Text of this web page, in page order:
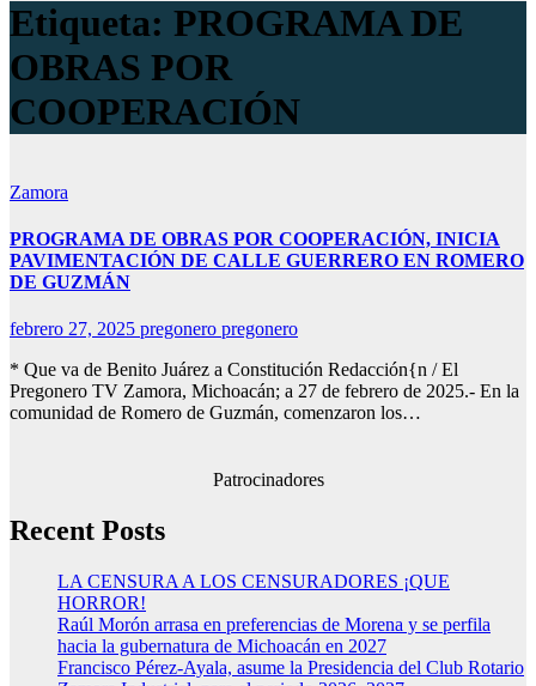
Etiqueta: PROGRAMA DE
OBRAS POR
COOPERACIÓN
Zamora
PROGRAMA DE OBRAS POR COOPERACIÓN, INICIA
PAVIMENTACIÓN DE CALLE GUERRERO EN ROMERO
DE GUZMÁN
febrero 27, 2025 pregonero pregonero
* Que va de Benito Juárez a Constitución Redacción{n / El
Pregonero TV Zamora, Michoacán; a 27 de febrero de 2025.- En la
comunidad de Romero de Guzmán, comenzaron los…
Patrocinadores
Recent Posts
LA CENSURA A LOS CENSURADORES ¡QUE
HORROR!
Raúl Morón arrasa en preferencias de Morena y se perfila
hacia la gubernatura de Michoacán en 2027
Francisco Pérez-Ayala, asume la Presidencia del Club Rotario